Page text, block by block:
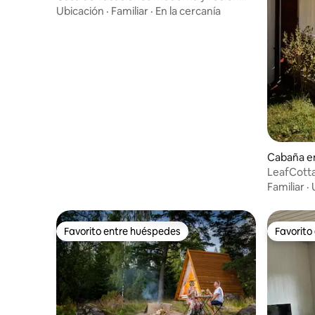
construida con vistas al lago, spa y sauna
Ubicación · Familiar · En la cercanía
Cabaña
de
Familiar ·
Favorito entre huéspedes
Favorito entre huéspedes